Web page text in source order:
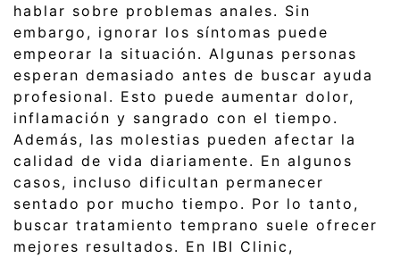
hablar sobre problemas anales. Sin
embargo, ignorar los síntomas puede
empeorar la situación. Algunas personas
esperan demasiado antes de buscar ayuda
profesional. Esto puede aumentar dolor,
inflamación y sangrado con el tiempo.
Además, las molestias pueden afectar la
calidad de vida diariamente. En algunos
casos, incluso dificultan permanecer
sentado por mucho tiempo. Por lo tanto,
buscar tratamiento temprano suele ofrecer
mejores resultados. En IBI Clinic,